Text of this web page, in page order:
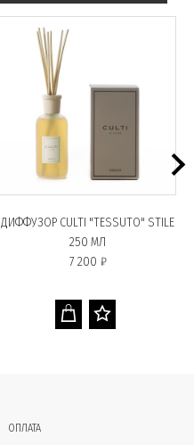
ДИФФУЗОР CULTI "TESSUTO" STILE
250 МЛ
7 200 ₽
ОПЛАТА